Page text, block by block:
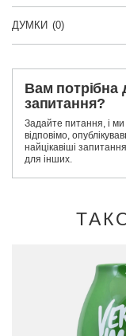
ДУМКИ (0)
Вам потрібна
запитання?
Задайте питання, і
відповімо,
найцікавіші запитання
для інших.